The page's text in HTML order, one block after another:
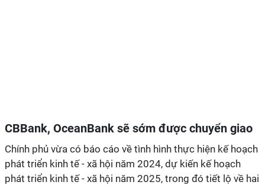
CBBank, OceanBank sẽ sớm được chuyển giao
Chính phủ vừa có báo cáo về tình hình thực hiện kế hoạch
phát triển kinh tế - xã hội năm 2024, dự kiến kế hoạch
phát triển kinh tế - xã hội năm 2025, trong đó tiết lộ về hai